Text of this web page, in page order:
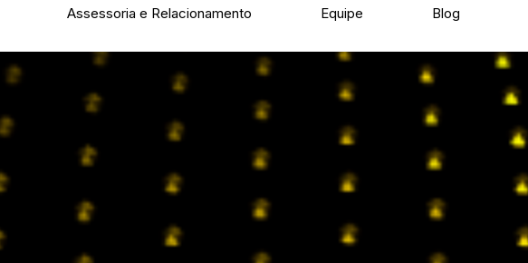
Assessoria e Relacionamento Equipe Blog